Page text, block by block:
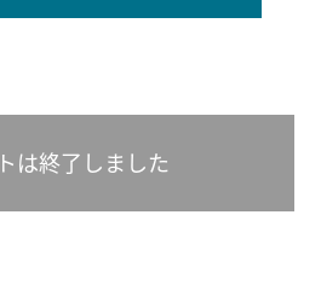
は終了しました